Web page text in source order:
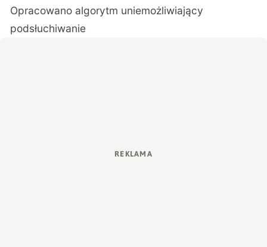
Opracowano algorytm uniemożliwiający
podsłuchiwanie